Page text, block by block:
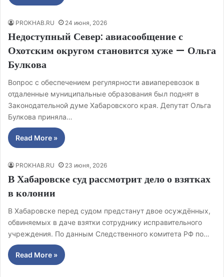
PROKHAB.RU 24 июня, 2026
Недоступный Север: авиасообщение с
Охотским округом становится хуже — Ольга
Булкова
Вопрос с обеспечением регулярности авиаперевозок в
отдаленные муниципальные образования был поднят в
Законодательной думе Хабаровского края. Депутат Ольга
Булкова приняла…
Read More »
PROKHAB.RU 23 июня, 2026
В Хабаровске суд рассмотрит дело о взятках
в колонии
В Хабаровске перед судом предстанут двое осуждённых,
обвиняемых в даче взятки сотруднику исправительного
учреждения. По данным Следственного комитета РФ по…
Read More »